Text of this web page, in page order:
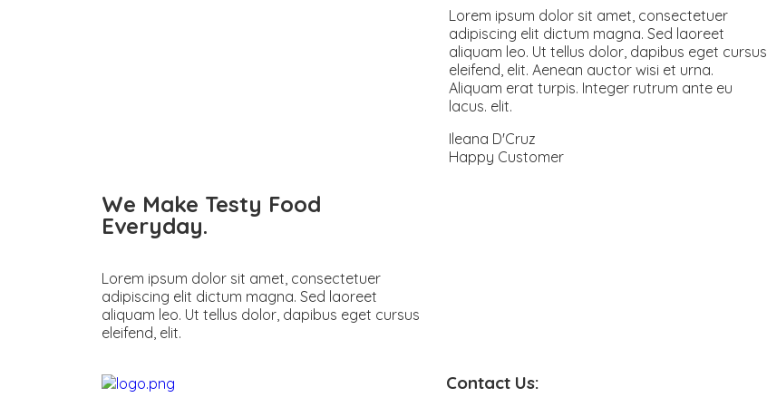
Lorem ipsum dolor sit amet, consectetuer
adipiscing elit dictum magna. Sed laoreet
aliquam leo. Ut tellus dolor, dapibus eget cursus
eleifend, elit. Aenean auctor wisi et urna.
Aliquam erat turpis. Integer rutrum ante eu
lacus. elit.
Ileana D'Cruz
Happy Customer
We Make Testy Food
Everyday.
Lorem ipsum dolor sit amet, consectetuer
adipiscing elit dictum magna. Sed laoreet
aliquam leo. Ut tellus dolor, dapibus eget cursus
eleifend, elit.
Contact Us: